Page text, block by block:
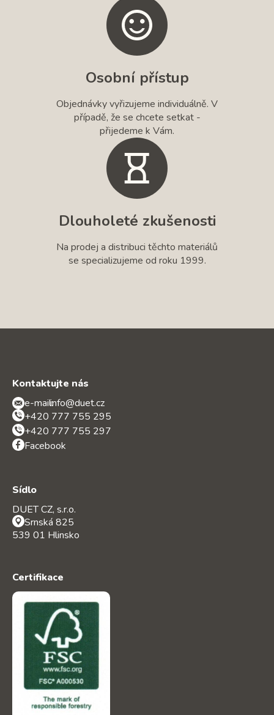
Osobní přístup
Objednávky vyřizujeme individuálně. V
případě, že se chcete setkat -
přijedeme k Vám.
Dlouholeté zkušenosti
Na prodej a distribuci těchto materiálů
se specializujeme od roku 1999.
Kontaktujte nás
e-mail:info@duet.cz
+420 777 755 295
+420 777 755 297
Facebook
Sídlo
DUET CZ, s.r.o.
Srnská 825
539 01 Hlinsko
Certifikace